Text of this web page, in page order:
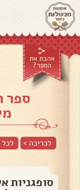
אהבת את
הספר?
ספר
לכריכה > לכל
סופגניות